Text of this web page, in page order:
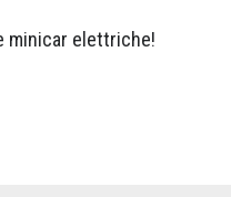
minicar elettriche!